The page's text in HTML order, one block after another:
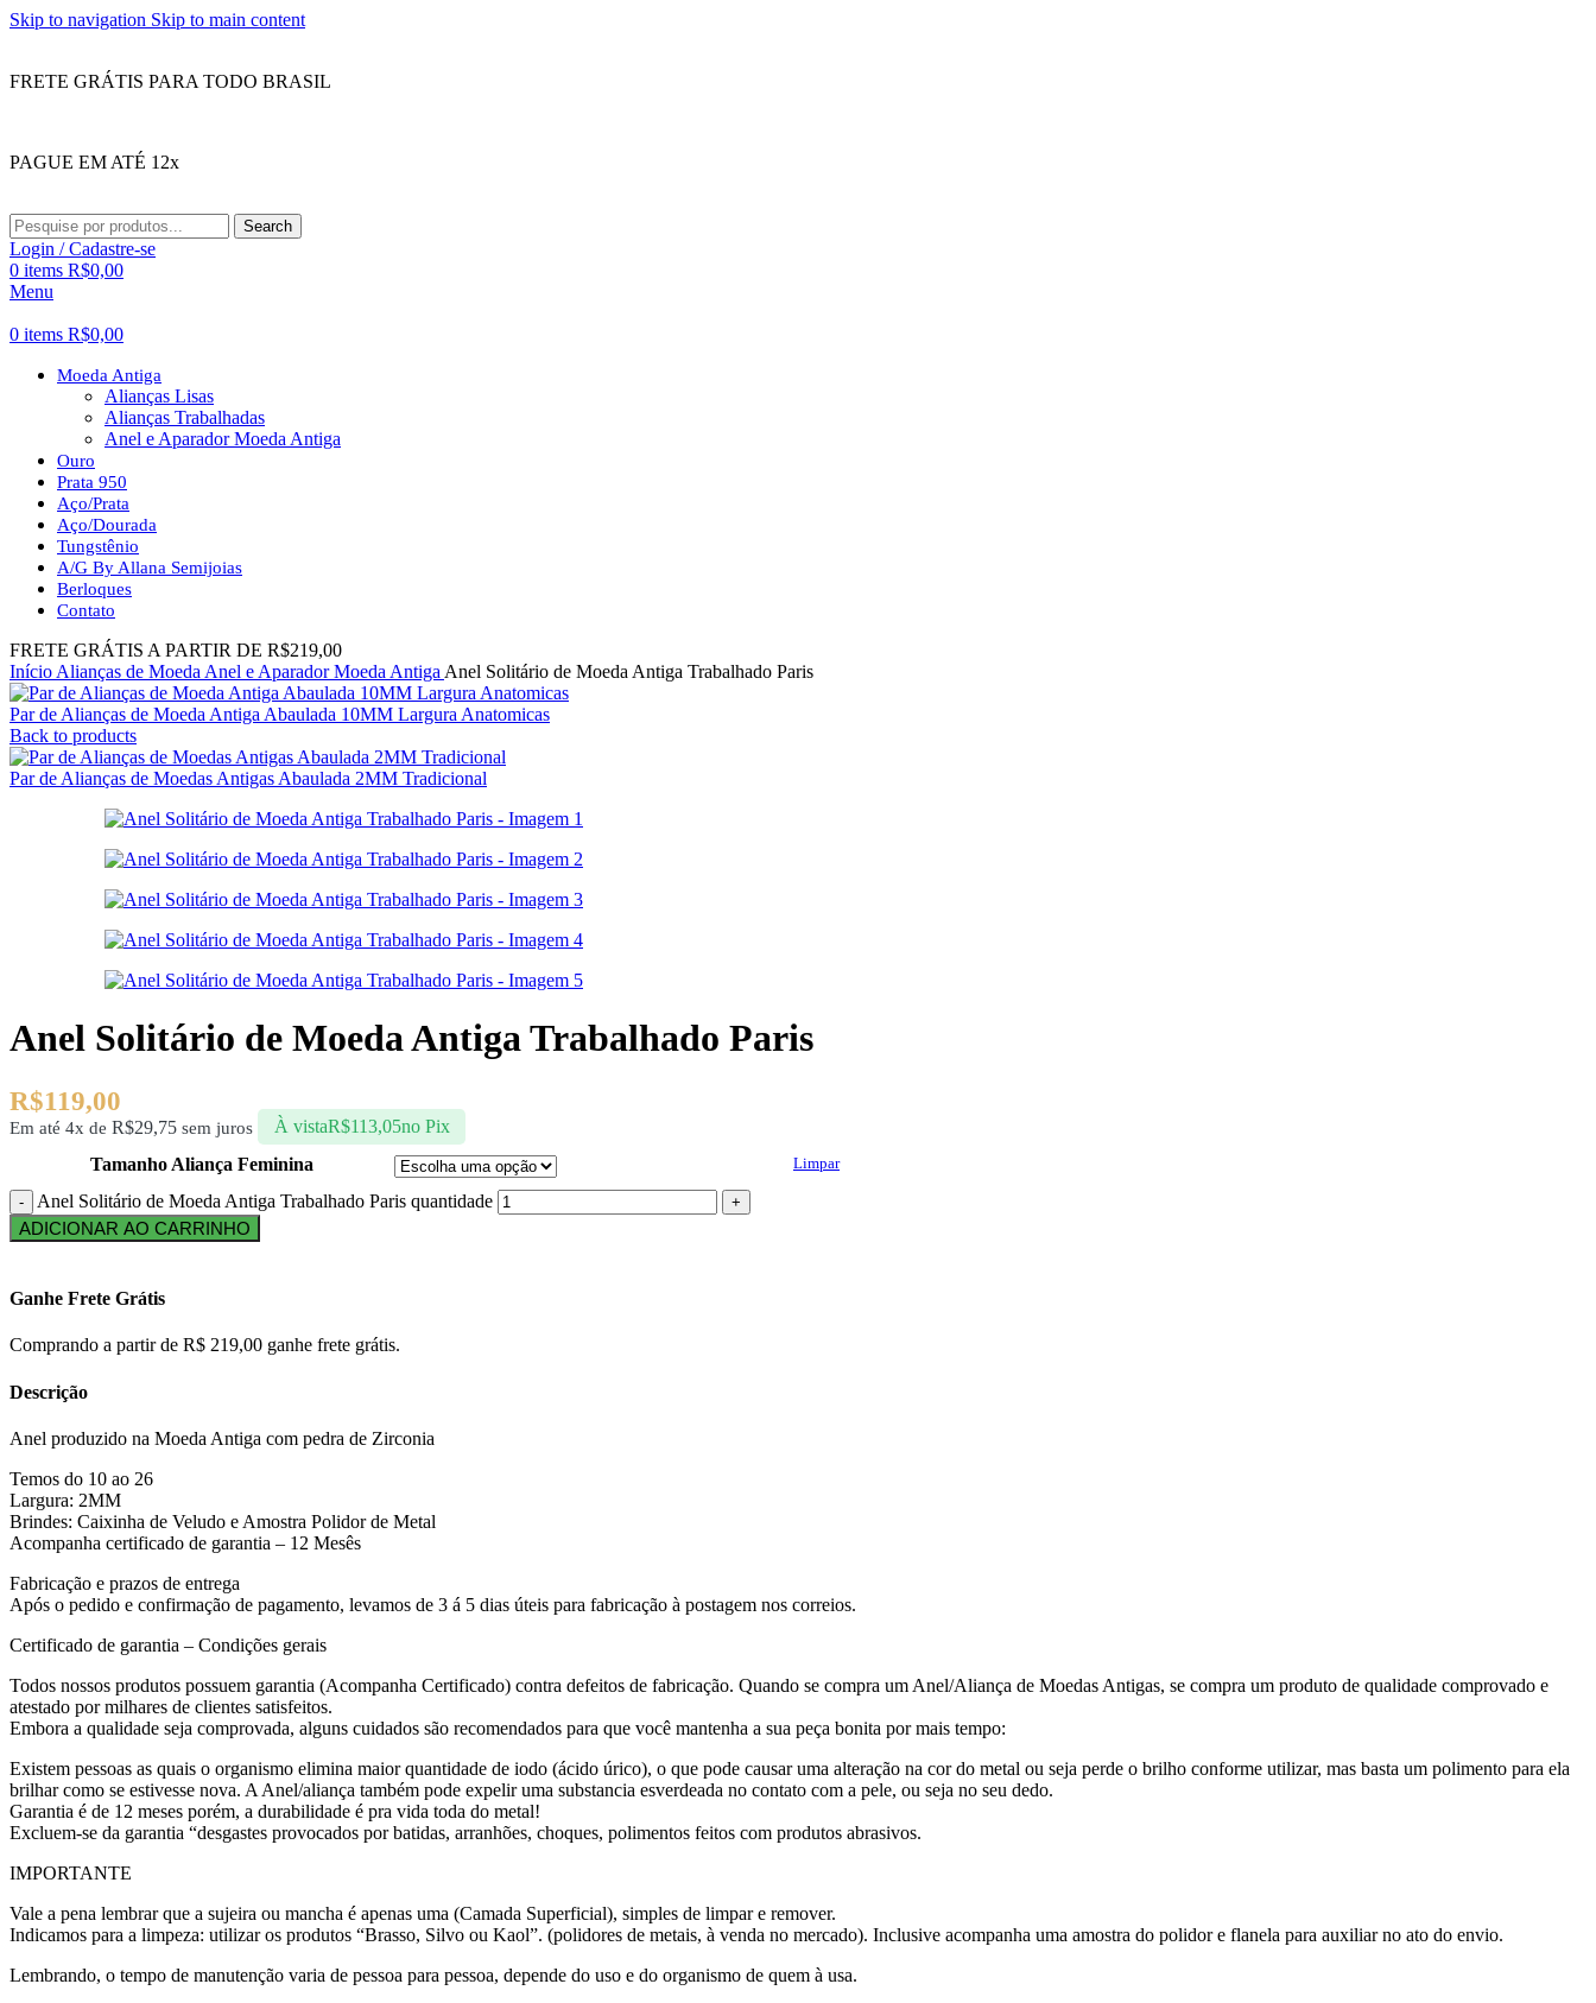
Skip to navigation Skip to main content
FRETE GRÁTIS PARA TODO BRASIL
PAGUE EM ATÉ 12x
Search
Login / Cadastre-se
0 items R$0,00
Menu
0 items R$0,00
Moeda Antiga
Alianças Lisas
Alianças Trabalhadas
Anel e Aparador Moeda Antiga
Ouro
Prata 950
Aço/Prata
Aço/Dourada
Tungstênio
A/G By Allana Semijoias
Berloques
Contato
FRETE GRÁTIS A PARTIR DE R$219,00
Início Alianças de Moeda Anel e Aparador Moeda Antiga Anel Solitário de Moeda Antiga Trabalhado Paris
Par de Alianças de Moeda Antiga Abaulada 10MM Largura Anatomicas
Back to products
Par de Alianças de Moedas Antigas Abaulada 2MM Tradicional
Anel Solitário de Moeda Antiga Trabalhado Paris
R$119,00
Em até 4x de R$29,75 sem juros À vistaR$113,05no Pix
Tamanho Aliança Feminina
Limpar
Anel Solitário de Moeda Antiga Trabalhado Paris quantidade
ADICIONAR AO CARRINHO
Ganhe Frete Grátis
Comprando a partir de R$ 219,00 ganhe frete grátis.
Descrição
Anel produzido na Moeda Antiga com pedra de Zirconia
Temos do 10 ao 26
Largura: 2MM
Brindes: Caixinha de Veludo e Amostra Polidor de Metal
Acompanha certificado de garantia – 12 Mesês
Fabricação e prazos de entrega
Após o pedido e confirmação de pagamento, levamos de 3 á 5 dias úteis para fabricação à postagem nos correios.
Certificado de garantia – Condições gerais
Todos nossos produtos possuem garantia (Acompanha Certificado) contra defeitos de fabricação. Quando se compra um Anel/Aliança de Moedas Antigas, se compra um produto de qualidade comprovado e
atestado por milhares de clientes satisfeitos.
Embora a qualidade seja comprovada, alguns cuidados são recomendados para que você mantenha a sua peça bonita por mais tempo:
Existem pessoas as quais o organismo elimina maior quantidade de iodo (ácido úrico), o que pode causar uma alteração na cor do metal ou seja perde o brilho conforme utilizar, mas basta um polimento para ela
brilhar como se estivesse nova. A Anel/aliança também pode expelir uma substancia esverdeada no contato com a pele, ou seja no seu dedo.
Garantia é de 12 meses porém, a durabilidade é pra vida toda do metal!
Excluem-se da garantia “desgastes provocados por batidas, arranhões, choques, polimentos feitos com produtos abrasivos.
IMPORTANTE
Vale a pena lembrar que a sujeira ou mancha é apenas uma (Camada Superficial), simples de limpar e remover.
Indicamos para a limpeza: utilizar os produtos “Brasso, Silvo ou Kaol”. (polidores de metais, à venda no mercado). Inclusive acompanha uma amostra do polidor e flanela para auxiliar no ato do envio.
Lembrando, o tempo de manutenção varia de pessoa para pessoa, depende do uso e do organismo de quem à usa.